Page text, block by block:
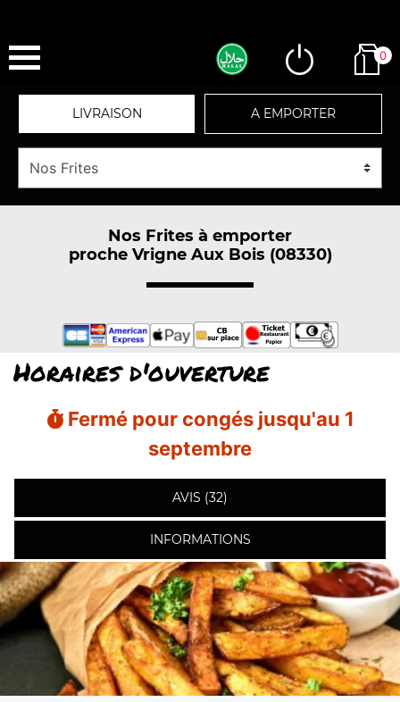
0
LIVRAISON A EMPORTER
Nos Frites à emporter
proche Vrigne Aux Bois (08330)
Horaires d'ouverture
Fermé pour congés jusqu'au 1
septembre
AVIS (32)
INFORMATIONS